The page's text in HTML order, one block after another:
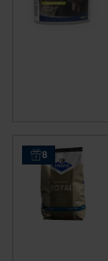
8